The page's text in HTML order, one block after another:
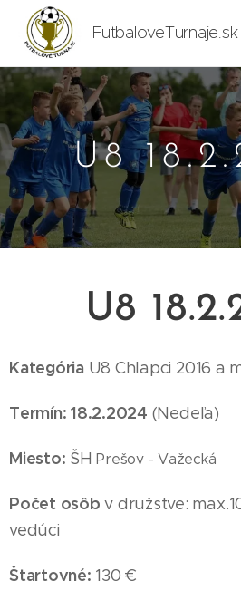
FutbaloveTurnaje.sk
U8
U8
Kategória U8 Chlapci 2016 a
Termín: 18.2.2024 (Nedeľa)
Miesto: ŠHPrešov - Važecká
Počet osôb v družstve:
vedúci
Štartovné: 130 €